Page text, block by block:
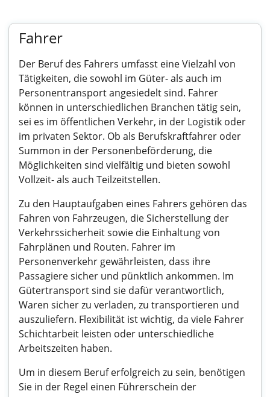
Fahrer
Der Beruf des Fahrers umfasst eine Vielzahl von
Tätigkeiten, die sowohl im Güter- als auch im
Personentransport angesiedelt sind. Fahrer
können in unterschiedlichen Branchen tätig sein,
sei es im öffentlichen Verkehr, in der Logistik oder
im privaten Sektor. Ob als Berufskraftfahrer oder
Summon in der Personenbeförderung, die
Möglichkeiten sind vielfältig und bieten sowohl
Vollzeit- als auch Teilzeitstellen.
Zu den Hauptaufgaben eines Fahrers gehören das
Fahren von Fahrzeugen, die Sicherstellung der
Verkehrssicherheit sowie die Einhaltung von
Fahrplänen und Routen. Fahrer im
Personenverkehr gewährleisten, dass ihre
Passagiere sicher und pünktlich ankommen. Im
Gütertransport sind sie dafür verantwortlich,
Waren sicher zu verladen, zu transportieren und
auszuliefern. Flexibilität ist wichtig, da viele Fahrer
Schichtarbeit leisten oder unterschiedliche
Arbeitszeiten haben.
Um in diesem Beruf erfolgreich zu sein, benötigen
Sie in der Regel einen Führerschein der